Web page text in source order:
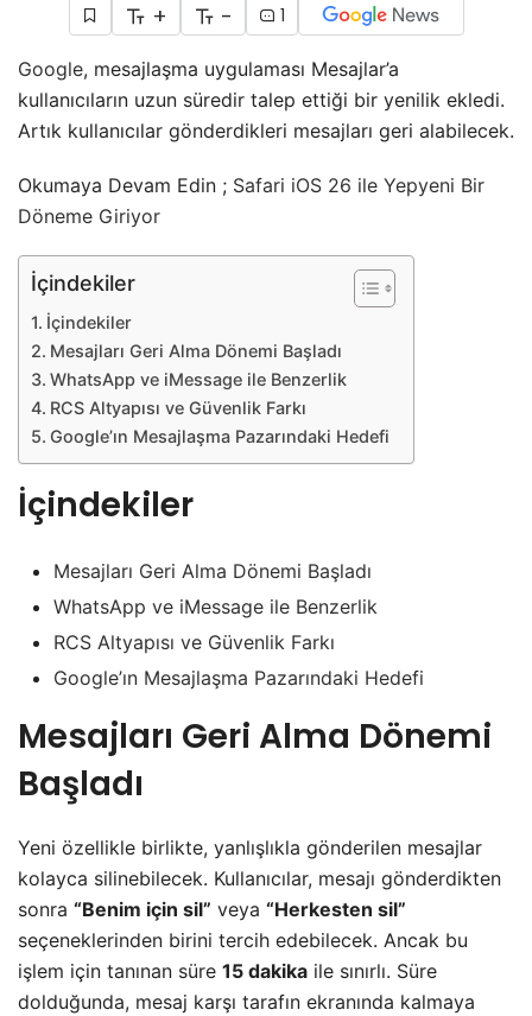
+ - 1
Google, mesajlaşma uygulaması Mesajlar’a
kullanıcıların uzun süredir talep ettiği bir yenilik ekledi.
Artık kullanıcılar gönderdikleri mesajları geri alabilecek.
Okumaya Devam Edin ; Safari iOS 26 ile Yepyeni Bir
Döneme Giriyor
İçindekiler
İçindekiler
Mesajları Geri Alma Dönemi Başladı
WhatsApp ve iMessage ile Benzerlik
RCS Altyapısı ve Güvenlik Farkı
Google’ın Mesajlaşma Pazarındaki Hedefi
İçindekiler
Mesajları Geri Alma Dönemi Başladı
WhatsApp ve iMessage ile Benzerlik
RCS Altyapısı ve Güvenlik Farkı
Google’ın Mesajlaşma Pazarındaki Hedefi
Mesajları Geri Alma Dönemi
Başladı
Yeni özellikle birlikte, yanlışlıkla gönderilen mesajlar
kolayca silinebilecek. Kullanıcılar, mesajı gönderdikten
sonra “Benim için sil” veya “Herkesten sil”
seçeneklerinden birini tercih edebilecek. Ancak bu
işlem için tanınan süre 15 dakika ile sınırlı. Süre
dolduğunda, mesaj karşı tarafın ekranında kalmaya